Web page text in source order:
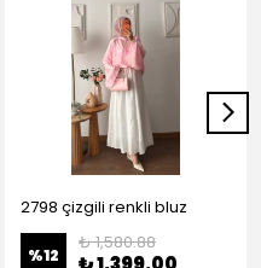
2798 çizgili renkli bluz
%12
₺ 1,580.88